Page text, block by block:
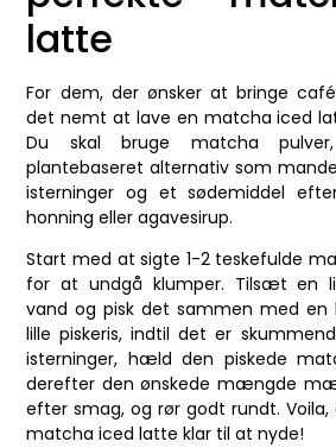
latte
For dem, der ønsker at bringe
det nemt at lave en matcha iced
Du skal bruge matcha
plantebaseret alternativ som
isterninger og et sødemiddel
honning eller agavesirup.
Start med at sigte 1-2 teskefulde
for at undgå klumper. Tilsæt en
vand og pisk det sammen med en
lille piskeris, indtil det er
isterninger, hæld den piskede
derefter den ønskede mængde
efter smag, og rør godt rundt.
matcha iced latte klar til at nyde!